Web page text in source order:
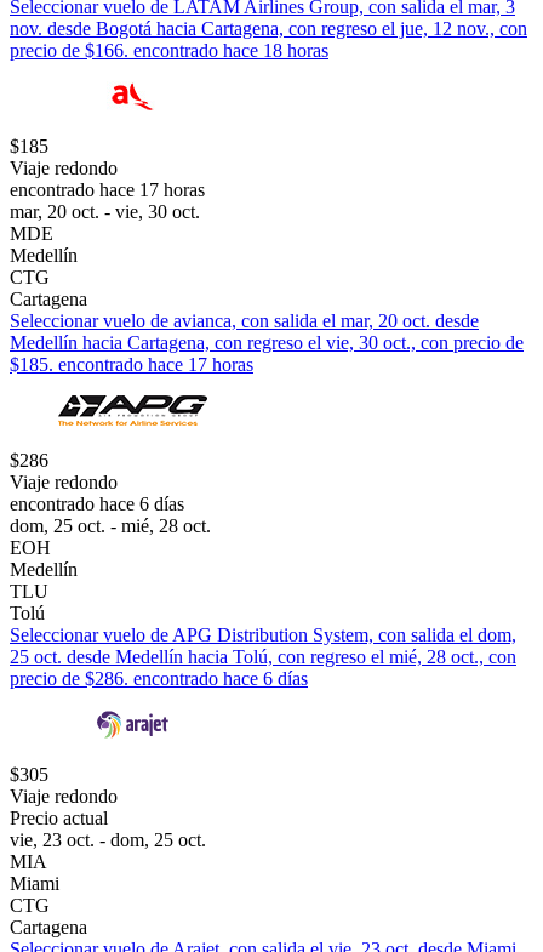
Seleccionar vuelo de LATAM Airlines Group, con salida el mar, 3
nov. desde Bogotá hacia Cartagena, con regreso el jue, 12 nov., con
precio de $166. encontrado hace 18 horas
$185
Viaje redondo
encontrado hace 17 horas
mar, 20 oct. - vie, 30 oct.
MDE
Medellín
CTG
Cartagena
Seleccionar vuelo de avianca, con salida el mar, 20 oct. desde
Medellín hacia Cartagena, con regreso el vie, 30 oct., con precio de
$185. encontrado hace 17 horas
$286
Viaje redondo
encontrado hace 6 días
dom, 25 oct. - mié, 28 oct.
EOH
Medellín
TLU
Tolú
Seleccionar vuelo de APG Distribution System, con salida el dom,
25 oct. desde Medellín hacia Tolú, con regreso el mié, 28 oct., con
precio de $286. encontrado hace 6 días
$305
Viaje redondo
Precio actual
vie, 23 oct. - dom, 25 oct.
MIA
Miami
CTG
Cartagena